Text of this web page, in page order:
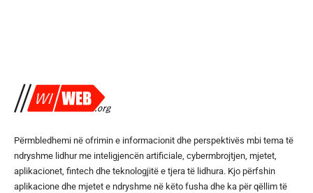
Përmbledhemi në ofrimin e informacionit dhe perspektivës mbi tema të
ndryshme lidhur me inteligjencën artificiale, cybermbrojtjen, mjetet,
aplikacionet, fintech dhe teknologjitë e tjera të lidhura. Kjo përfshin
aplikacione dhe mjetet e ndryshme në këto fusha dhe ka për qëllim të